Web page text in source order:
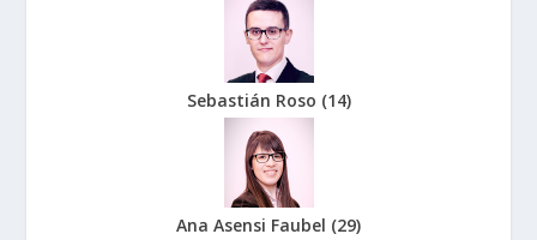
Sebastián Roso (14)
Ana Asensi Faubel (29)